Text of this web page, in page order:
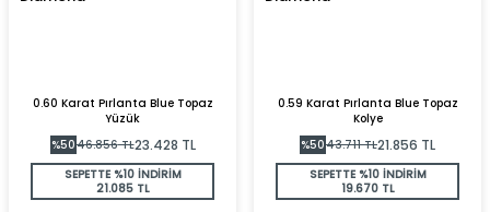
0.60 Karat Pırlanta Blue Topaz
Yüzük
%5046.856TL23.428 TL
SEPETTE %10 İNDİRİM
21.085 TL
0.59 Karat Pırlanta Blue Topaz
Kolye
%5043.711TL21.856 TL
SEPETTE %10 İNDİRİM
19.670 TL